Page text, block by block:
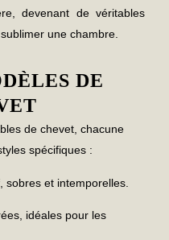
devenant de véritables
une chambre.
DE
de chevet, chacune
spécifiques :
sobres et intemporelles.
idéales pour les